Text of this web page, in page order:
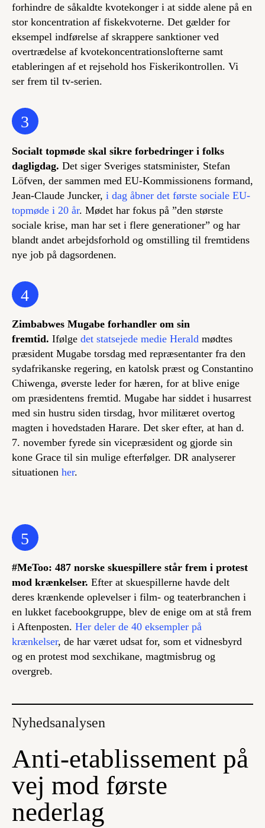
forhindre de såkaldte kvotekonger i at sidde alene på en
stor koncentration af fiskekvoterne. Det gælder for
eksempel indførelse af skrappere sanktioner ved
overtrædelse af kvotekoncentrationslofterne samt
etableringen af et rejsehold hos Fiskerikontrollen. Vi
ser frem til tv-serien.
3
Socialt topmøde skal sikre forbedringer i folks
dagligdag. Det siger Sveriges statsminister, Stefan
Löfven, der sammen med EU-Kommissionens formand,
Jean-Claude Juncker, i dag åbner det første sociale EU-
topmøde i 20 år. Mødet har fokus på ”den største
sociale krise, man har set i flere generationer” og har
blandt andet arbejdsforhold og omstilling til fremtidens
nye job på dagsordenen.
4
Zimbabwes Mugabe forhandler om sin
fremtid. Ifølge det statsejede medie Herald mødtes
præsident Mugabe torsdag med repræsentanter fra den
sydafrikanske regering, en katolsk præst og Constantino
Chiwenga, øverste leder for hæren, for at blive enige
om præsidentens fremtid. Mugabe har siddet i husarrest
med sin hustru siden tirsdag, hvor militæret overtog
magten i hovedstaden Harare. Det sker efter, at han d.
7. november fyrede sin vicepræsident og gjorde sin
kone Grace til sin mulige efterfølger. DR analyserer
situationen her.
5
#MeToo: 487 norske skuespillere står frem i protest
mod krænkelser. Efter at skuespillerne havde delt
deres krænkende oplevelser i film- og teaterbranchen i
en lukket facebookgruppe, blev de enige om at stå frem
i Aftenposten. Her deler de 40 eksempler på
krænkelser, de har været udsat for, som et vidnesbyrd
og en protest mod sexchikane, magtmisbrug og
overgreb.
Nyhedsanalysen
Anti-etablissement på
vej mod første
nederlag